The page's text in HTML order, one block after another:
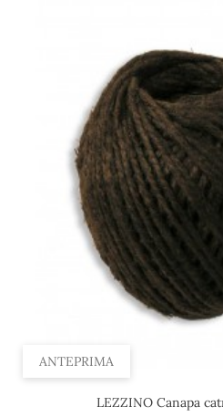
ANTEPRIMA
LEZZINO Canapa